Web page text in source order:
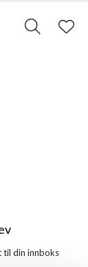
til din innboks